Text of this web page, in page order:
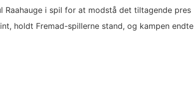
Raahauge i spil for at modstå det tiltagende pres
holdt Fremad-spillerne stand, og kampen endte